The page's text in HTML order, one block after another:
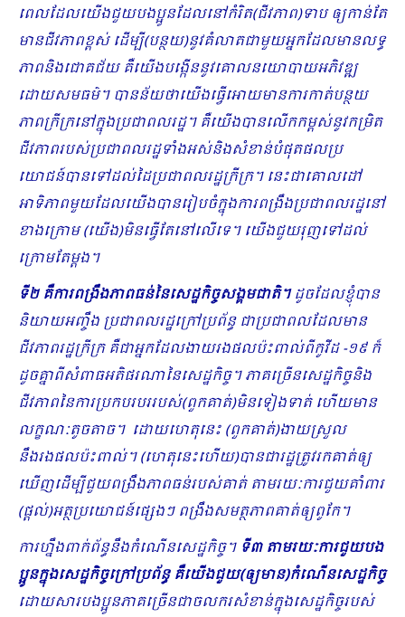
ពេលដែលយើងជួយបងប្អូនដែលនៅកំរិត(ជីវភាព)ទាប ឲ្យកាន់តែ
មានជីវភាពខ្ពស់ ដើម្បី(បន្ថយ)នូវគំលាតជាមួយអ្នកដែលមានលទ្ធ
ភាពនិងជោគជ័យ គឺយើងបង្កើននូវគោលនយោបាយ​អភិវឌ្ឍ
ដោយសមធម៌។ បានន័យថាយើងធ្វើអោយមានការកាត់បន្ថយ
ភាពក្រីក្រនៅក្នុងប្រជាពលរដ្ឋ។ គឺយើងបានលើកកម្ពស់​នូវ​កម្រិត
ជីវភាពរបស់ប្រជាពលរដ្ឋទាំងអស់និងសំខាន់បំផុតផលប្រ​
យោជន៍បានទៅដល់ដៃប្រជាពលរដ្ឋក្រីក្រ។​ នេះជាគោលដៅ
អាទិភាពមួយដែលយើងបានរៀបចំក្នុងការពង្រឹងប្រជាពលរដ្ឋនៅ
ខាងក្រោម (យើង)មិនធ្វើតែនៅលើទេ។ យើងជួយរុញទៅដល់
ក្រោមតែម្ដង។
ទី២ គឺការពង្រឹងភាពធន់នៃសេដ្ឋកិច្ចសង្គមជាតិ។ដូចដែលខ្ញុំបាន
និយាយ​អញ្ចឹង ប្រជាពលរដ្ឋក្រៅប្រព័ន្ធ ជាប្រ​ជា​ពលដែលមាន
ជីវភាពរដ្ឋក្រីក្រ គឺជាអ្នកដែលងាយរងផលប៉ះពាល់ពីកូវីដ-១៩ ក៏
ដូចគ្នាពីសំពាធអតិផរណានៃសេដ្ឋកិច្ច។ ភាគច្រើនសេដ្ឋកិច្ចនិង
ជីវភាពនៃការប្រកបរបររបស់(ពួកគាត់)មិនទៀងទាត់ ហើយមាន
លក្ខណៈតូចតាច។ ដោយហេតុនេះ (ពួកគាត់)ងាយស្រួល
នឹងរងផលប៉ះពាល់។ (ហេតុនេះហើយ)បានជារដ្ឋត្រូវរកគាត់ឲ្យ
ឃើញដើម្បីជួយពង្រឹងភាពធន់របស់គាត់ តាមរយៈការជួយគាំពារ
(ផ្ដល់)អត្ថប្រយោជន៍ផ្សេងៗ ពង្រឹង​សមត្ថភាពគាត់ឲ្យពូកែ។
ការហ្នឹងពាក់ព័ន្ធនឹងកំណើនសេដ្ឋកិច្ច។ ទី៣ តាមរយៈការជួយបង
ប្អូនក្នុងសេដ្ឋកិច្ចក្រៅ​ប្រព័ន្ធ គឺយើងជួយ(ឲ្យ​មាន)កំណើនសេដ្ឋកិច្ច
ដោយសារបងប្អូនភាគច្រើនជាចលករសំខាន់ក្នុងសេដ្ឋកិច្ចរបស់